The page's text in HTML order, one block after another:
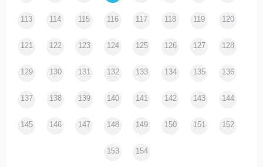
113 114 115 116 117 118 119 120
121 122 123 124 125 126 127 128
129 130 131 132 133 134 135 136
137 138 139 140 141 142 143 144
145 146 147 148 149 150 151 152
153 154